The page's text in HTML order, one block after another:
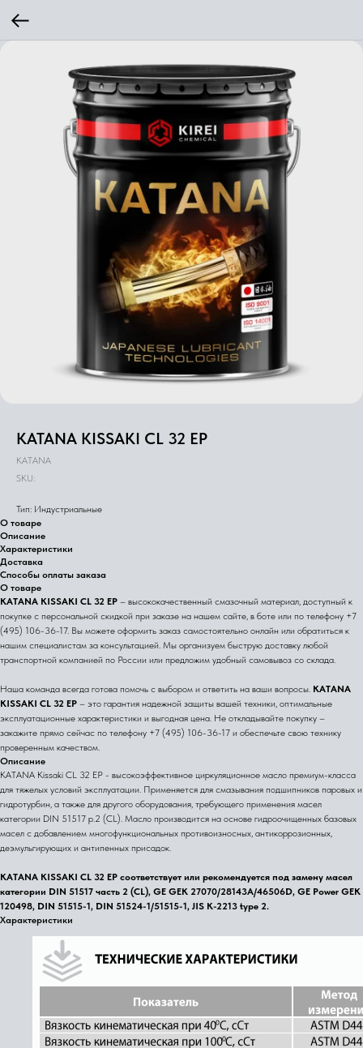
KATANA KISSAKI CL 32 EP
KATANA
SKU:
Тип: Индустриальные
О товаре
Описание
Характеристики
Доставка
Способы оплаты заказа
О товаре
KATANA KISSAKI CL 32 EP – высококачественный смазочный материал, доступный к
покупке с персональной скидкой при заказе на нашем сайте, в боте или по телефону +7
(495) 106-36-17. Вы можете оформить заказ самостоятельно онлайн или обратиться к
нашим специалистам за консультацией. Мы организуем быструю доставку любой
транспортной компанией по России или предложим удобный самовывоз со склада.
Наша команда всегда готова помочь с выбором и ответить на ваши вопросы. KATANA
KISSAKI CL 32 EP – это гарантия надежной защиты вашей техники, оптимальные
эксплуатационные характеристики и выгодная цена. Не откладывайте покупку –
закажите прямо сейчас по телефону +7 (495) 106-36-17 и обеспечьте свою технику
проверенным качеством.
Описание
KATANA Kissaki CL 32 EP - высокоэффективное циркуляционное масло премиум-класса
для тяжелых условий эксплуатации. Применяется для смазывания подшипников паровых и
гидротурбин, а также для другого оборудования, требующего применения масел
категории DIN 51517 p.2 (CL). Масло производится на основе гидроочищенных базовых
масел с добавлением многофункциональных противоизносных, антикоррозионных,
деэмульгирующих и антипенных присадок.
KATANA KISSAKI CL 32 EP соответствует или рекомендуется под замену масел
категории DIN 51517 часть 2 (CL), GE GEK 27070/28143A/46506D, GE Power GEK
120498, DIN 51515-1, DIN 51524-1/51515-1, JIS K-2213 type 2.
Характеристики